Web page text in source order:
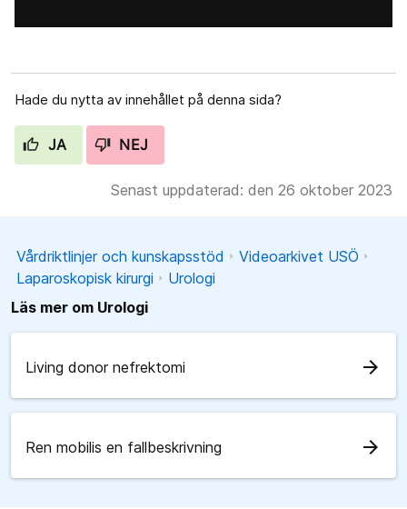
Hade du nytta av innehållet på denna sida?
JA NEJ
Senast uppdaterad: den 26 oktober 2023
Vårdriktlinjer och kunskapsstöd
Videoarkivet USÖ
Laparoskopisk kirurgi
Urologi
Läs mer om Urologi
Living donor nefrektomi arrow_forward
Ren mobilis en fallbeskrivning arrow_forward